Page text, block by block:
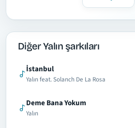
Diğer Yalın şarkıları
İstanbul
Yalın feat. Solanch De La Rosa
Deme Bana Yokum
Yalın